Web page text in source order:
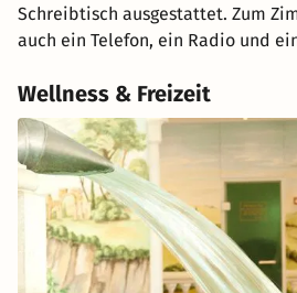
Schreibtisch ausgestattet. Zum
auch ein Telefon, ein Radio und
Wellness & Freizeit